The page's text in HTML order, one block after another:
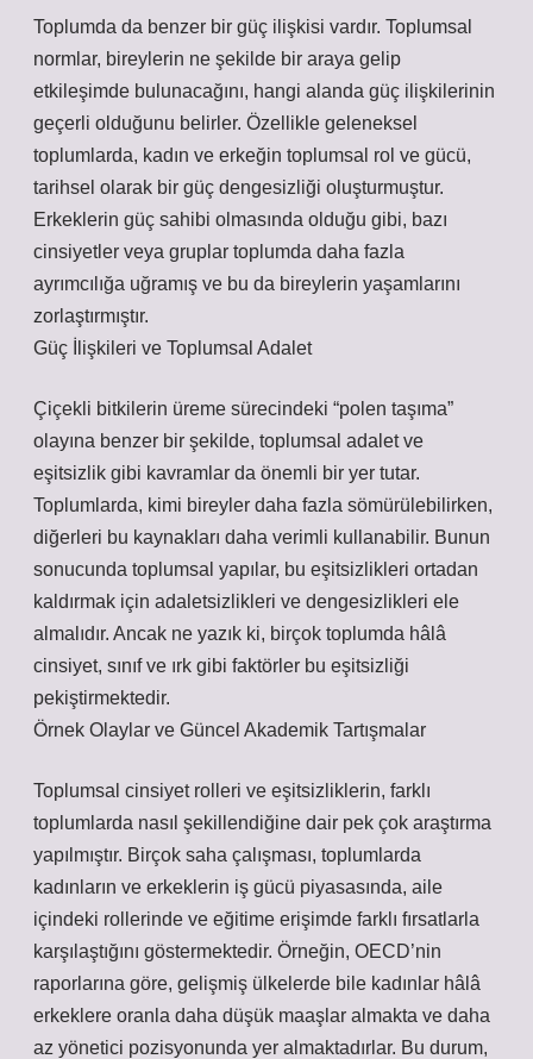
Toplumda da benzer bir güç ilişkisi vardır. Toplumsal
normlar, bireylerin ne şekilde bir araya gelip
etkileşimde bulunacağını, hangi alanda güç ilişkilerinin
geçerli olduğunu belirler. Özellikle geleneksel
toplumlarda, kadın ve erkeğin toplumsal rol ve gücü,
tarihsel olarak bir güç dengesizliği oluşturmuştur.
Erkeklerin güç sahibi olmasında olduğu gibi, bazı
cinsiyetler veya gruplar toplumda daha fazla
ayrımcılığa uğramış ve bu da bireylerin yaşamlarını
zorlaştırmıştır.
Güç İlişkileri ve Toplumsal Adalet
Çiçekli bitkilerin üreme sürecindeki “polen taşıma”
olayına benzer bir şekilde, toplumsal adalet ve
eşitsizlik gibi kavramlar da önemli bir yer tutar.
Toplumlarda, kimi bireyler daha fazla sömürülebilirken,
diğerleri bu kaynakları daha verimli kullanabilir. Bunun
sonucunda toplumsal yapılar, bu eşitsizlikleri ortadan
kaldırmak için adaletsizlikleri ve dengesizlikleri ele
almalıdır. Ancak ne yazık ki, birçok toplumda hâlâ
cinsiyet, sınıf ve ırk gibi faktörler bu eşitsizliği
pekiştirmektedir.
Örnek Olaylar ve Güncel Akademik Tartışmalar
Toplumsal cinsiyet rolleri ve eşitsizliklerin, farklı
toplumlarda nasıl şekillendiğine dair pek çok araştırma
yapılmıştır. Birçok saha çalışması, toplumlarda
kadınların ve erkeklerin iş gücü piyasasında, aile
içindeki rollerinde ve eğitime erişimde farklı fırsatlarla
karşılaştığını göstermektedir. Örneğin, OECD’nin
raporlarına göre, gelişmiş ülkelerde bile kadınlar hâlâ
erkeklere oranla daha düşük maaşlar almakta ve daha
az yönetici pozisyonunda yer almaktadırlar. Bu durum,